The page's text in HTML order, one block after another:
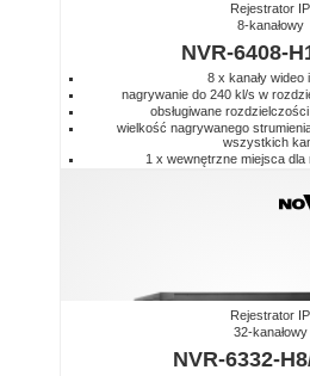
Rejestrator IP
8-kanałowy
NVR-6408-
8 x kanały wideo
nagrywanie do 240 kl/s w
obsługiwane
wielkość nagrywanego
wszystkich
1 x wewnętrzne miejsca
Rejestrator IP
32-kanałowy
NVR-6332-